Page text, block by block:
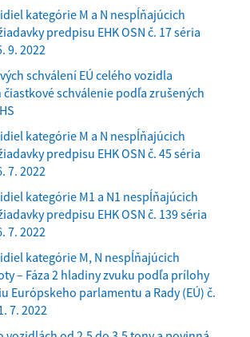
kategórie M a N nespĺňajúcich
predpisu EHK OSN č. 17 séria
9. 2022
schválení EÚ celého vozidla
schválenie podľa zrušených
kategórie M a N nespĺňajúcich
predpisu EHK OSN č. 45 séria
7. 2022
kategórie M1 a N1 nespĺňajúcich
predpisu EHK OSN č. 139 séria
7. 2022
kategórie M, N nespĺňajúcich
– Fáza 2 hladiny zvuku podľa prílohy
Európskeho parlamentu a Rady (EÚ) č.
7. 2022